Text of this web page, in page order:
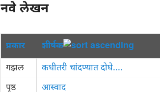
नवे लेखन
प्रकार शीर्षक
गझल
कधीतरी चांदण्यात दोघे....
पृष्ठ
आस्वाद